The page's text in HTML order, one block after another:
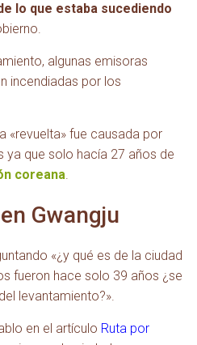
lo que estaba sucediendo
algunas emisoras
incendiadas por los
«revuelta» fue causada por
ya que solo hacía 27 años de
coreana.
Gwangju
«¿y qué es de la ciudad
fueron hace solo 39 años ¿se
levantamiento?».
en el artículo Ruta por